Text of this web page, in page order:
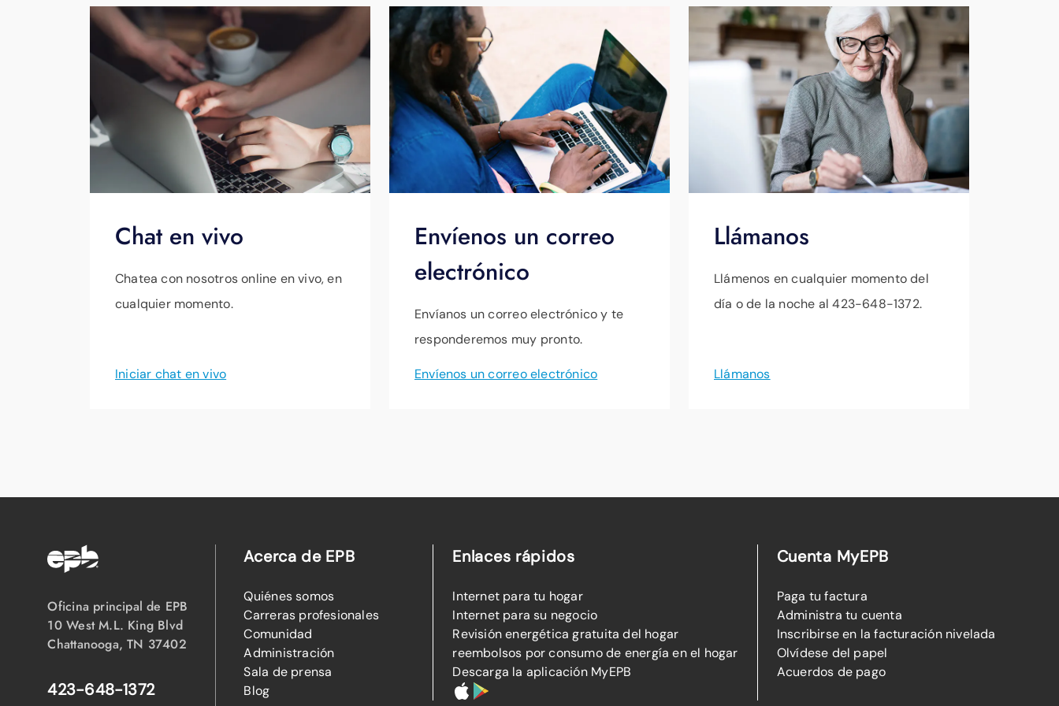
Chat en vivo
Chatea con nosotros online en vivo, en
cualquier momento.
Iniciar chat en vivo
Envíenos un correo
electrónico
Envíanos un correo electrónico y te
responderemos muy pronto.
Envíenos un correo electrónico
Llámanos
Llámenos en cualquier momento del
día o de la noche al 423-648-1372.
Llámanos
Oficina principal de EPB
10 West M.L. King Blvd
Chattanooga, TN 37402
423-648-1372
Acerca de EPB
Quiénes somos
Carreras profesionales
Comunidad
Administración
Sala de prensa
Blog
Enlaces rápidos
Internet para tu hogar
Internet para su negocio
Revisión energética gratuita del hogar
reembolsos por consumo de energía en el hogar
Descarga la aplicación MyEPB
Cuenta MyEPB
Paga tu factura
Administra tu cuenta
Inscribirse en la facturación nivelada
Olvídese del papel
Acuerdos de pago